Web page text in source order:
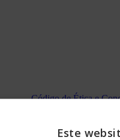
Código de Ética e
Este